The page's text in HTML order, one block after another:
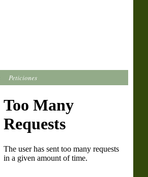
Peticiones